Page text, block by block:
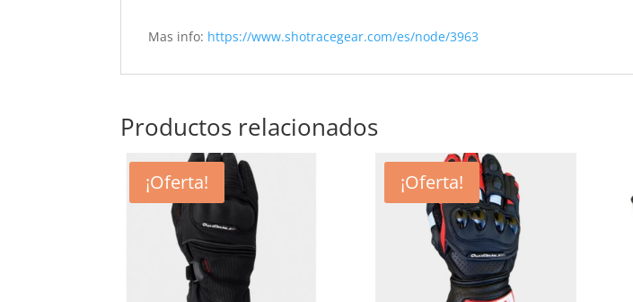
Mas info: https://www.shotracegear.com/es/node/3963
Productos relacionados
¡Oferta! ¡Oferta!